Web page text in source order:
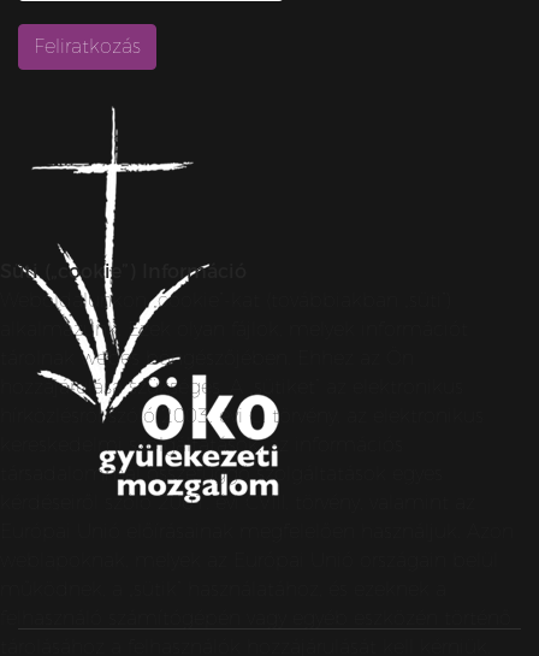
Süti („cookie”) Információ
Weboldalunkon „cookie”-kat (továbbiakban „süti”)
alkalmazunk. Ezek olyan fájlok, melyek információt
tárolnak webes böngészőjében. Ehhez az Ön
hozzájárulása szükséges. A „sütiket” az elektronikus
hírközlésről szóló 2003. évi C. törvény, az elektronikus
kereskedelmi szolgáltatások, az információs
társadalommal összefüggő szolgáltatások egyes
kérdéseiről szóló 2001. évi CVIII. törvény, valamint az